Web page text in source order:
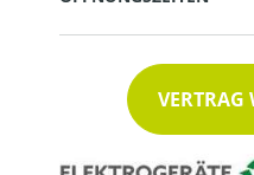
VERTRAG